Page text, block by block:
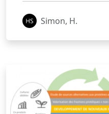
Simon, H.